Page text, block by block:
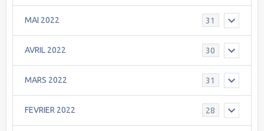
MAI 2022 31
AVRIL 2022 30
MARS 2022 31
FEVRIER 2022 28